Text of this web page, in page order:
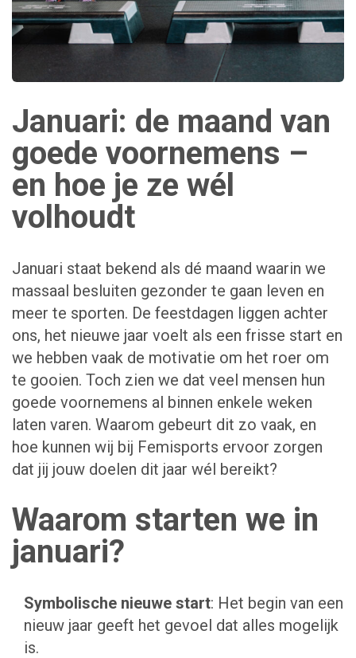
Januari: de maand van
goede voornemens –
en hoe je ze wél
volhoudt
Januari staat bekend als dé maand waarin we
massaal besluiten gezonder te gaan leven en
meer te sporten. De feestdagen liggen achter
ons, het nieuwe jaar voelt als een frisse start en
we hebben vaak de motivatie om het roer om
te gooien. Toch zien we dat veel mensen hun
goede voornemens al binnen enkele weken
laten varen. Waarom gebeurt dit zo vaak, en
hoe kunnen wij bij Femisports ervoor zorgen
dat jij jouw doelen dit jaar wél bereikt?
Waarom starten we in
januari?
Symbolische nieuwe start: Het begin van een
nieuw jaar geeft het gevoel dat alles mogelijk
is.